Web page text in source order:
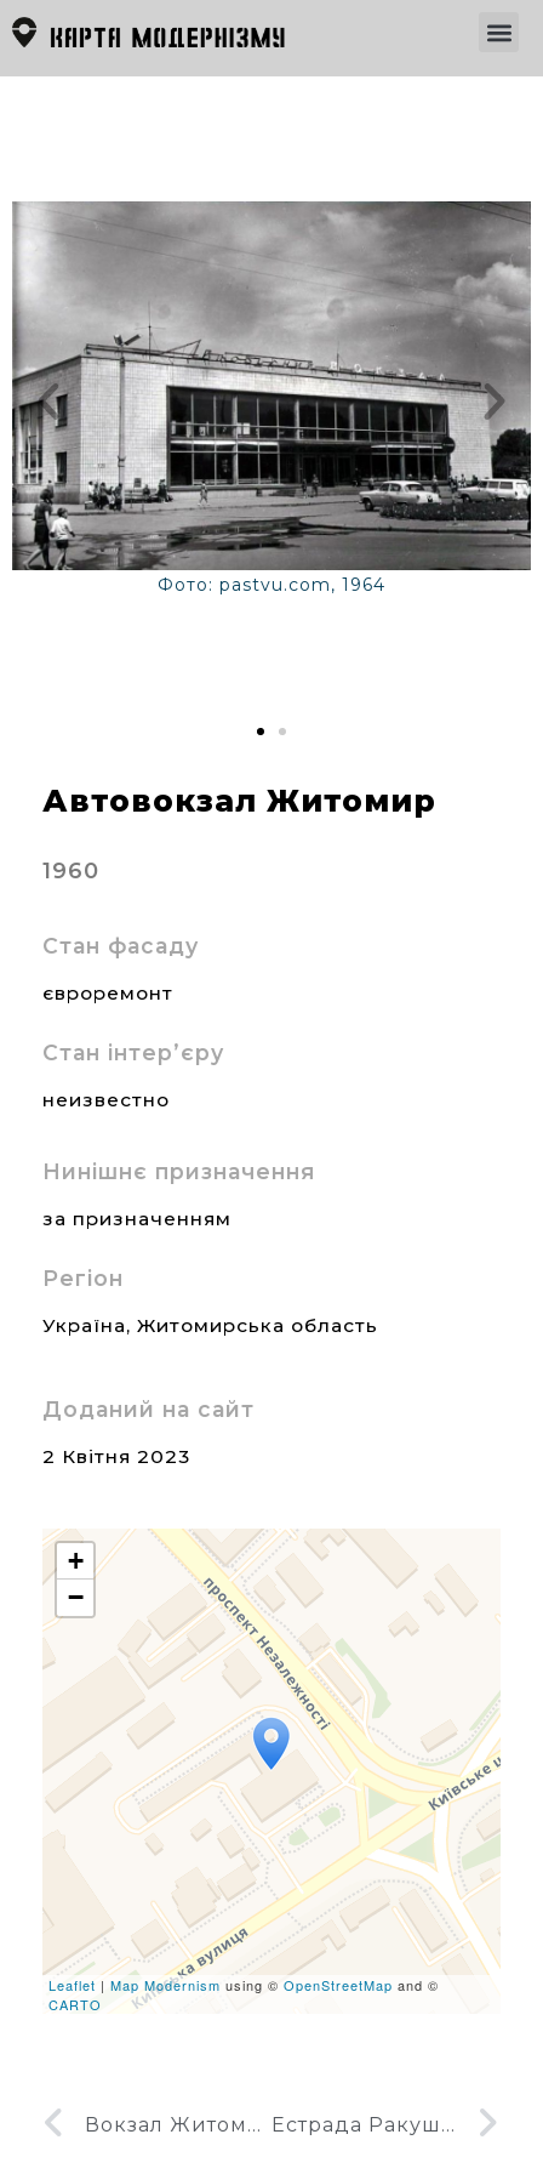
Фото: pastvu.com, 1964
Автовокзал Житомир
1960
Стан фасаду
євроремонт
Стан інтер’єру
неизвестно
Нинішнє призначення
за призначенням
Регіон
Україна, Житомирська область
Доданий на сайт
2 Квітня 2023
Travelers' Map is loading...
If you see this after your
page is loaded completely,
leafletJS files are missing.
+
−
Leaflet | Map Modernism using © OpenStreetMap and ©
CARTO
Вокзал Житомир Естрада Ракушка в Житомирі